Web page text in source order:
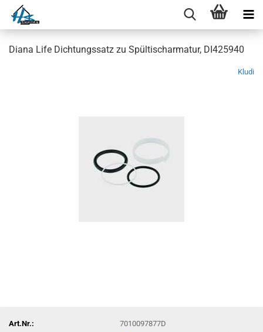
Diana Life Dichtungssatz zu Spültischarmatur, DI425940
Kludi
Art.Nr.:
7010097877D